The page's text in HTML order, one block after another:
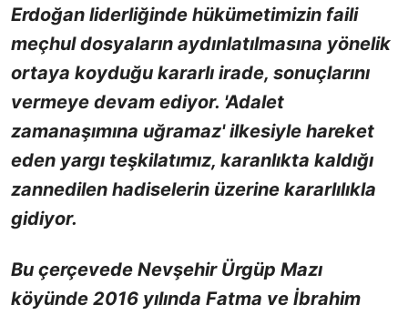
Erdoğan liderliğinde hükümetimizin faili
meçhul dosyaların aydınlatılmasına yönelik
ortaya koyduğu kararlı irade, sonuçlarını
vermeye devam ediyor. 'Adalet
zamanaşımına uğramaz' ilkesiyle hareket
eden yargı teşkilatımız, karanlıkta kaldığı
zannedilen hadiselerin üzerine kararlılıkla
gidiyor.
Bu çerçevede Nevşehir Ürgüp Mazı
köyünde 2016 yılında Fatma ve İbrahim